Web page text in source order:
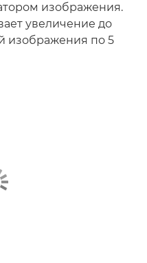
изображения.
увеличение до
изображения по 5